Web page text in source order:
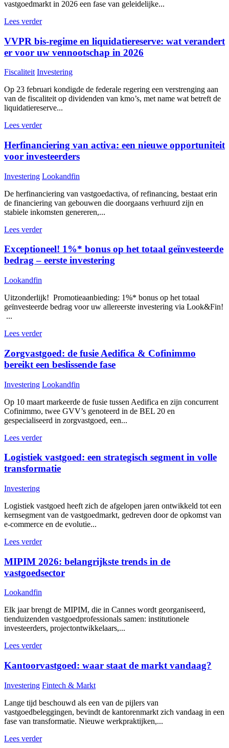
vastgoedmarkt in 2026 een fase van geleidelijke...
Lees verder
VVPR bis-regime en liquidatiereserve: wat verandert
er voor uw vennootschap in 2026
Fiscaliteit Investering
Op 23 februari kondigde de federale regering een verstrenging aan
van de fiscaliteit op dividenden van kmo’s, met name wat betreft de
liquidatiereserve...
Lees verder
Herfinanciering van activa: een nieuwe opportuniteit
voor investeerders
Investering Lookandfin
De herfinanciering van vastgoedactiva, of refinancing, bestaat erin
de financiering van gebouwen die doorgaans verhuurd zijn en
stabiele inkomsten genereren,...
Lees verder
Exceptioneel! 1%* bonus op het totaal geïnvesteerde
bedrag – eerste investering
Lookandfin
Uitzonderlijk! Promotieaanbieding: 1%* bonus op het totaal
geïnvesteerde bedrag voor uw allereerste investering via Look&Fin!
...
Lees verder
Zorgvastgoed: de fusie Aedifica & Cofinimmo
bereikt een beslissende fase
Investering Lookandfin
Op 10 maart markeerde de fusie tussen Aedifica en zijn concurrent
Cofinimmo, twee GVV’s genoteerd in de BEL 20 en
gespecialiseerd in zorgvastgoed, een...
Lees verder
Logistiek vastgoed: een strategisch segment in volle
transformatie
Investering
Logistiek vastgoed heeft zich de afgelopen jaren ontwikkeld tot een
kernsegment van de vastgoedmarkt, gedreven door de opkomst van
e-commerce en de evolutie...
Lees verder
MIPIM 2026: belangrijkste trends in de
vastgoedsector
Lookandfin
Elk jaar brengt de MIPIM, die in Cannes wordt georganiseerd,
tienduizenden vastgoedprofessionals samen: institutionele
investeerders, projectontwikkelaars,...
Lees verder
Kantoorvastgoed: waar staat de markt vandaag?
Investering Fintech & Markt
Lange tijd beschouwd als een van de pijlers van
vastgoedbeleggingen, bevindt de kantorenmarkt zich vandaag in een
fase van transformatie. Nieuwe werkpraktijken,...
Lees verder